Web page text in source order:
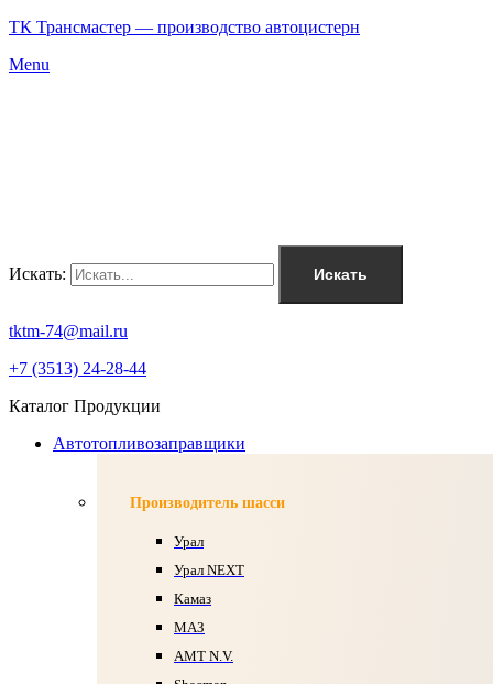
ТК Трансмастер — производство автоцистерн
Menu
Искать: Искать
tktm-74@mail.ru
+7 (3513) 24-28-44
Каталог Продукции
Автотопливозаправщики
Производитель шасси
Урал
Урал NEXT
Камаз
МАЗ
AMT N.V.